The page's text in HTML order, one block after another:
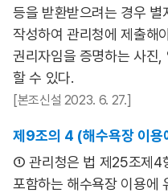
등을 받환받으려는 경우
작성하여 관리청에 제출해
권리자임을 증명하는 사진
할 수 있다.
[본조신설 2023. 6. 27.]
제9조의 4 (해수욕장 이용
① 관리청은 법 제25조제4
포함하는 해수욕장 이용에